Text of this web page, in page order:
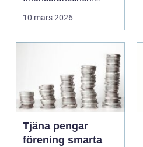
Bolag bygger nya
10 mars 2026
Tjäna pengar
förening smarta